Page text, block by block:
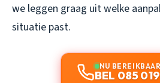
we leggen graag uit welke
situatie past.
NU BEREIKBAAR
BEL 085